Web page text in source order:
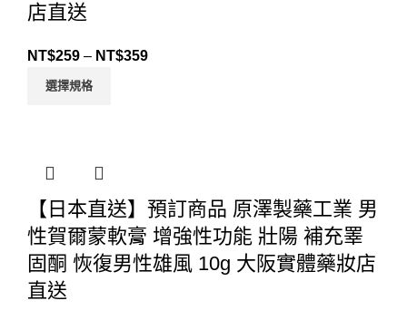
店直送
NT$259 – NT$359
選擇規格
【日本直送】預訂商品 原澤製藥工業 男
性賀爾蒙軟膏 增強性功能 壯陽 補充睪
固酮 恢復男性雄風 10g 大阪實體藥妝店
直送